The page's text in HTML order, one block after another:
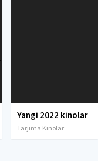
Yangi 2022 kinolar
Tarjima Kinolar